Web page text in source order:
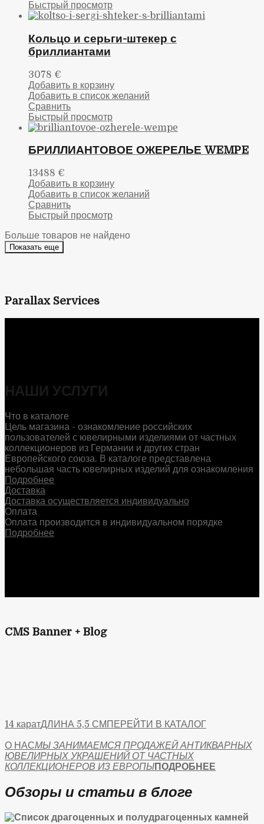
Быстрый просмотр
Кольцо и серьги-штекер с
бриллиантами
3078 €
Добавить в корзину
Добавить в список желаний
Сравнить
Быстрый просмотр
БРИЛЛИАНТОВОЕ ОЖЕРЕЛЬЕ WEMPE
13488 €
Добавить в корзину
Добавить в список желаний
Сравнить
Быстрый просмотр
Больше товаров не найдено
Показать еще
Parallax Services
НАШИ УСЛУГИ
Что в каталоге
Цель магазина - ознакомление российских
пользователей с ювелирными изделиями от частных
коллекционеров из Германии и других стран
Европейского союза. В каталоге представлена
небольшая часть ювелирных изделий для ознакомления
Подробнее
Доставка
Доставка осуществляется индивидуально
Оплата
Оплата производится в индивидуальном порядке
Подробнее
CMS Banner + Blog
14 каратДЛИНА 5,5 СМ ПЕРЕЙТИ В КАТАЛОГ
О НАСМЫ ЗАНИМАЕМСЯ ПРОДАЖЕЙ АНТИКВАРНЫХ
ЮВЕЛИРНЫХ УКРАШЕНИЙ ОТ ЧАСТНЫХ
КОЛЛЕКЦИОНЕРОВ ИЗ ЕВРОПЫПОДРОБНЕЕ
Обзоры и статьи в блоге